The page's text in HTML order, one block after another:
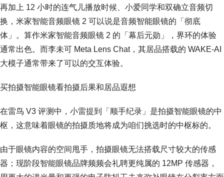
再加上 12 小时的连气儿播放时候、小爱同学和双确立音频切
换，米家智能音频眼镜 2 可以说是音频智能眼镜的「彻底
体」。算作米家智能音频眼镜 2 的「幕后元勋」，界环的体验
通常出色。而李未可 Meta Lens Chat，其居品搭载的 WAKE-AI
大模子通常带来了可以的交互体验。
买拍摄智能眼镜看拍摄后果和居品遐想
在雷鸟 V3 评测中，小雷提到「顺手纪录」是拍摄智能眼镜的中
枢，这意味着眼镜的拍摄质地将成为咱们挑选时的中枢标的。
由于眼镜内容的空间甩手，拍摄眼镜无法搭载尺寸较大的传感
器；现阶段智能眼镜品牌频频会礼聘更纯属的 12MP 传感器，